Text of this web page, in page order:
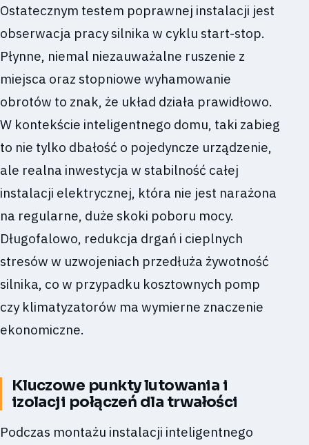
Ostatecznym testem poprawnej instalacji jest
obserwacja pracy silnika w cyklu start-stop.
Płynne, niemal niezauważalne ruszenie z
miejsca oraz stopniowe wyhamowanie
obrotów to znak, że układ działa prawidłowo.
W kontekście inteligentnego domu, taki zabieg
to nie tylko dbałość o pojedyncze urządzenie,
ale realna inwestycja w stabilność całej
instalacji elektrycznej, która nie jest narażona
na regularne, duże skoki poboru mocy.
Długofalowo, redukcja drgań i cieplnych
stresów w uzwojeniach przedłuża żywotność
silnika, co w przypadku kosztownych pomp
czy klimatyzatorów ma wymierne znaczenie
ekonomiczne.
Kluczowe punkty lutowania i
izolacji połączeń dla trwałości
Podczas montażu instalacji inteligentnego